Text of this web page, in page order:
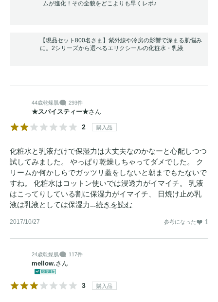
ムが進化！その全貌をどこよりも早くレポ♪
【現品セット800名さま】紫外線や冷房の影響で深まる肌悩み
に。2シリーズから選べるエリクシールの化粧水・乳液
44歳乾燥肌 293件
★スパイスティー★さん
2 購入品
化粧水と乳液だけで保湿力は大丈夫なのかなーと心配しつつ
試してみました。 やっぱり乾燥しちゃってダメでした。 ク
リームか何かしらでガッツリ蓋をしないと朝までもたないで
すね。 化粧水はコットン使いでは浸透力がイマイチ。 乳液
はこってりしている割に保湿力がイマイチ、 日焼け止め乳
液は乳液としては保湿力...続きを読む
2017/10/27 参考になった 1
24歳乾燥肌 117件
mellow.さん
3 購入品